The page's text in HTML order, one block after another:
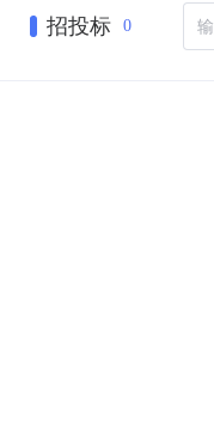
招投标 0